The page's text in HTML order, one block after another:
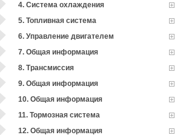
4. Система охлаждения
5. Топливная система
6. Управление двигателем
7. Общая информация
8. Трансмиссия
9. Общая информация
10. Общая информация
11. Тормозная система
12. Общая информация